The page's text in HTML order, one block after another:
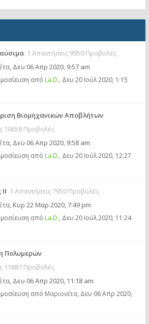
1 Απαντήσεις 9950 Προβολές
, Δευ 06 Απρ 2020, 9:57 am
από La.D., Δευ 20 Ιούλ 2020, 1:15
Βιομηχανικών Αποβλήτων
10658 Προβολές
, Δευ 06 Απρ 2020, 9:58 am
από La.D., Δευ 20 Ιούλ 2020, 12:27
1 Απαντήσεις 7950 Προβολές
, Κυρ 22 Μαρ 2020, 7:49 pm
από La.D., Δευ 20 Ιούλ 2020, 11:24
Πολυμερών
11887 Προβολές
, Δευ 06 Απρ 2020, 11:18 am
από Μαριονέτα, Δευ 06 Απρ 2020,